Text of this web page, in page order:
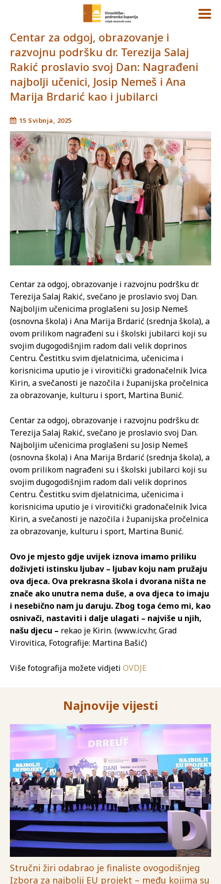
Centar za odgoj, obrazovanje i
razvojnu podršku dr. Terezija Salaj
Rakić proslavio svoj Dan: Nagrađeni
najbolji učenici, Josip Nemeš i Ana
Marija Brdarić kao i jubilarci
15 Svibnja, 2025
Centar za odgoj, obrazovanje i razvojnu podršku dr.
Terezija Salaj Rakić, svečano je proslavio svoj Dan.
Najboljim učenicima proglašeni su Josip Nemeš
(osnovna škola) i Ana Marija Brdarić (srednja škola), a
ovom prilikom nagrađeni su i školski jubilarci koji su
svojim dugogodišnjim radom dali velik doprinos
Centru. Čestitku svim djelatnicima, učenicima i
korisnicima uputio je i virovitički gradonačelnik Ivica
Kirin, a svečanosti je nazočila i županijska pročelnica
za obrazovanje, kulturu i sport, Martina Bunić.
Centar za odgoj, obrazovanje i razvojnu podršku dr.
Terezija Salaj Rakić, svečano je proslavio svoj Dan.
Najboljim učenicima proglašeni su Josip Nemeš
(osnovna škola) i Ana Marija Brdarić (srednja škola), a
ovom prilikom nagrađeni su i školski jubilarci koji su
svojim dugogodišnjim radom dali velik doprinos
Centru. Čestitku svim djelatnicima, učenicima i
korisnicima uputio je i virovitički gradonačelnik Ivica
Kirin, a svečanosti je nazočila i županijska pročelnica
za obrazovanje, kulturu i sport, Martina Bunić.
Ovo je mjesto gdje uvijek iznova imamo priliku
doživjeti istinsku ljubav – ljubav koju nam pružaju
ova djeca. Ova prekrasna škola i dvorana ništa ne
znače ako unutra nema duše, a ova djeca to imaju
i nesebično nam ju daruju. Zbog toga ćemo mi, kao
osnivači, nastaviti i dalje ulagati – najviše u njih,
našu djecu – rekao je Kirin. (www.icv.hr, Grad
Virovitica, Fotografije: Martina Bašić)
Više fotografija možete vidjeti OVDJE
Najnovije vijesti
Stručni žiri odabrao je finaliste ovogodišnjeg
Izbora za najbolji EU projekt – među kojima su